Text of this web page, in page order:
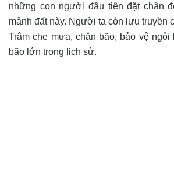
những con người đầu tiên đặt chân
mảnh đất này. Người ta còn lưu truyền
Trâm che mưa, chắn bão, bảo vệ ngôi
bão lớn trong lịch sử.